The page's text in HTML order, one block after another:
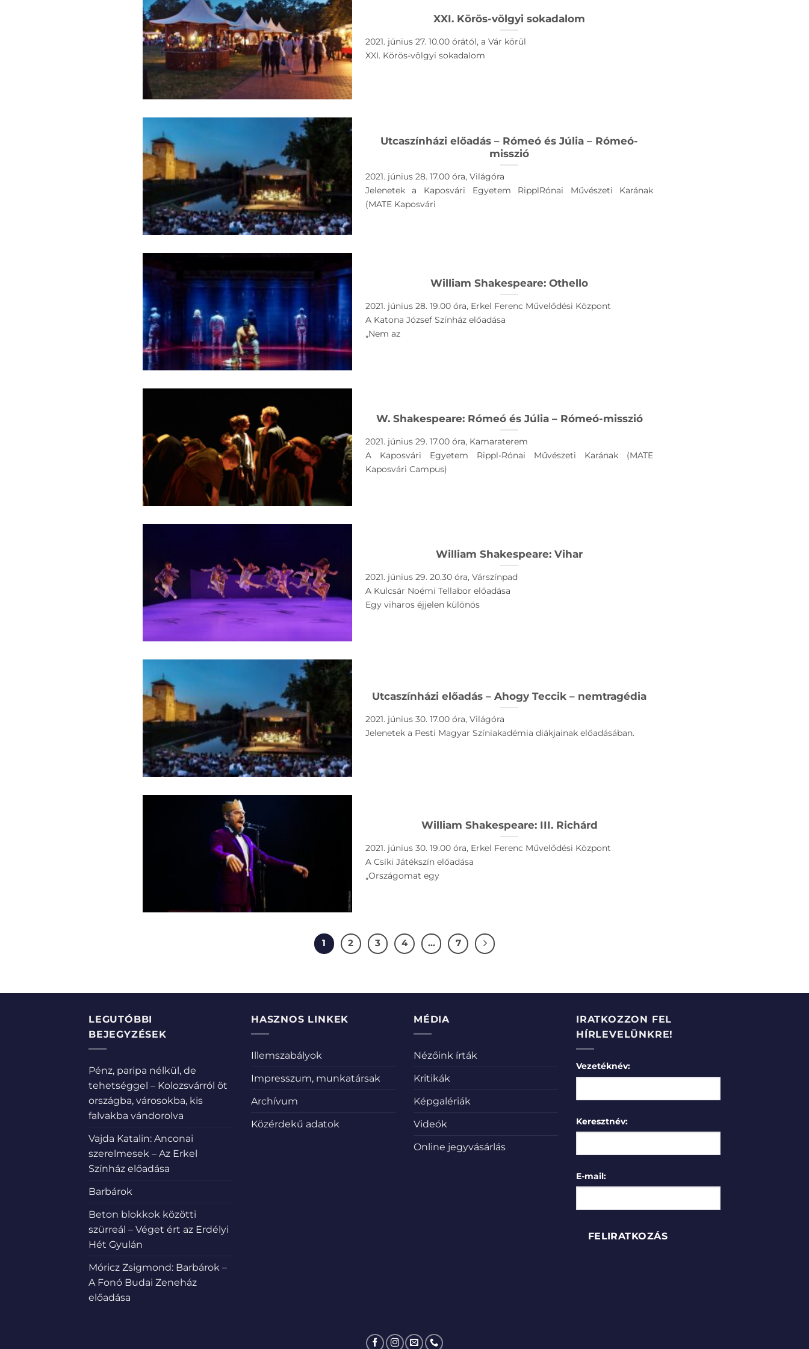
XXI. Körös-völgyi sokadalom
2021. június 27. 10.00 órától, a Vár körül
XXI. Körös-völgyi sokadalom
Utcaszínházi előadás – Rómeó és Júlia – Rómeó-
misszió
2021. június 28. 17.00 óra, Világóra
Jelenetek a Kaposvári Egyetem RipplRónai Művészeti Karának
(MATE Kaposvári
William Shakespeare: Othello
2021. június 28. 19.00 óra, Erkel Ferenc Művelődési Központ
A Katona József Színház előadása
„Nem az
W. Shakespeare: Rómeó és Júlia – Rómeó-misszió
2021. június 29. 17.00 óra, Kamaraterem
A Kaposvári Egyetem Rippl-Rónai Művészeti Karának (MATE
Kaposvári Campus)
William Shakespeare: Vihar
2021. június 29. 20.30 óra, Várszínpad
A Kulcsár Noémi Tellabor előadása
Egy viharos éjjelen különös
Utcaszínházi előadás – Ahogy Teccik – nemtragédia
2021. június 30. 17.00 óra, Világóra
Jelenetek a Pesti Magyar Színiakadémia diákjainak előadásában.
William Shakespeare: III. Richárd
2021. június 30. 19.00 óra, Erkel Ferenc Művelődési Központ
A Csíki Játékszín előadása
„Országomat egy
1 2 3 4 … 7
LEGUTÓBBI
BEJEGYZÉSEK
Pénz, paripa nélkül, de
tehetséggel – Kolozsvárról öt
országba, városokba, kis
falvakba vándorolva
Vajda Katalin: Anconai
szerelmesek – Az Erkel
Színház előadása
Barbárok
Beton blokkok közötti
szürreál – Véget ért az Erdélyi
Hét Gyulán
Móricz Zsigmond: Barbárok –
A Fonó Budai Zeneház
előadása
HASZNOS LINKEK
Illemszabályok
Impresszum, munkatársak
Archívum
Közérdekű adatok
MÉDIA
Nézőink írták
Kritikák
Képgalériák
Videók
Online jegyvásárlás
IRATKOZZON FEL
HÍRLEVELÜNKRE!
Vezetéknév:
Keresztnév:
E-mail: